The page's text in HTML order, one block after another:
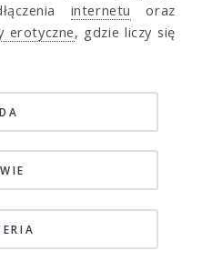
internetu oraz
erotyczne, gdzie liczy się